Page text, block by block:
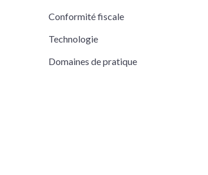
Conformité fiscale
Technologie
Domaines de pratique